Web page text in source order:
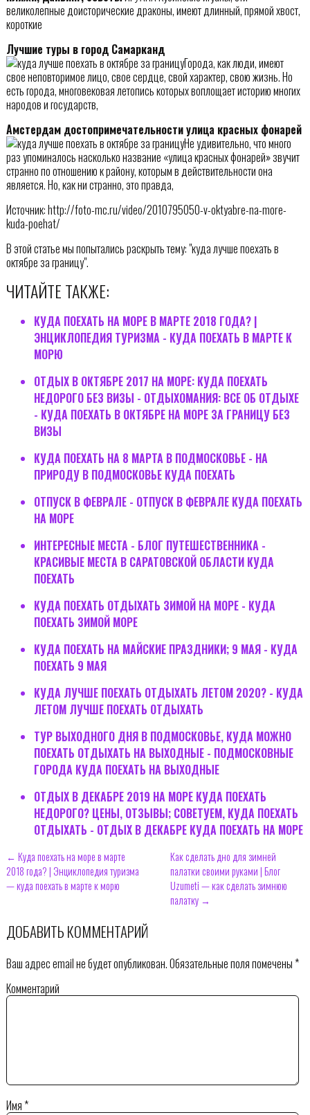
великолепные доисторические драконы, имеют длинный, прямой хвост,
короткие
Лучшие туры в город Самарканд
Города, как люди, имеют
свое неповторимое лицо, свое сердце, свой характер, свою жизнь. Но
есть города, многовековая летопись которых воплощает историю многих
народов и государств,
Амстердам достопримечательности улица красных фонарей
Не удивительно, что много
раз упоминалось насколько название «улица красных фонарей» звучит
странно по отношению к району, которым в действительности она
является. Но, как ни странно, это правда,
Источник: http://foto-mc.ru/video/2010795050-v-oktyabre-na-more-
kuda-poehat/
В этой статье мы попытались раскрыть тему: "куда лучше поехать в
октябре за границу".
ЧИТАЙТЕ ТАКЖЕ:
КУДА ПОЕХАТЬ НА МОРЕ В МАРТЕ 2018 ГОДА? |
ЭНЦИКЛОПЕДИЯ ТУРИЗМА - КУДА ПОЕХАТЬ В МАРТЕ К
МОРЮ
ОТДЫХ В ОКТЯБРЕ 2017 НА МОРЕ: КУДА ПОЕХАТЬ
НЕДОРОГО БЕЗ ВИЗЫ - ОТДЫХОМАНИЯ: ВСЕ ОБ ОТДЫХЕ
- КУДА ПОЕХАТЬ В ОКТЯБРЕ НА МОРЕ ЗА ГРАНИЦУ БЕЗ
ВИЗЫ
КУДА ПОЕХАТЬ НА 8 МАРТА В ПОДМОСКОВЬЕ - НА
ПРИРОДУ В ПОДМОСКОВЬЕ КУДА ПОЕХАТЬ
ОТПУСК В ФЕВРАЛЕ - ОТПУСК В ФЕВРАЛЕ КУДА ПОЕХАТЬ
НА МОРЕ
ИНТЕРЕСНЫЕ МЕСТА - БЛОГ ПУТЕШЕСТВЕННИКА -
КРАСИВЫЕ МЕСТА В САРАТОВСКОЙ ОБЛАСТИ КУДА
ПОЕХАТЬ
КУДА ПОЕХАТЬ ОТДЫХАТЬ ЗИМОЙ НА МОРЕ - КУДА
ПОЕХАТЬ ЗИМОЙ МОРЕ
КУДА ПОЕХАТЬ НА МАЙСКИЕ ПРАЗДНИКИ; 9 МАЯ - КУДА
ПОЕХАТЬ 9 МАЯ
КУДА ЛУЧШЕ ПОЕХАТЬ ОТДЫХАТЬ ЛЕТОМ 2020? - КУДА
ЛЕТОМ ЛУЧШЕ ПОЕХАТЬ ОТДЫХАТЬ
ТУР ВЫХОДНОГО ДНЯ В ПОДМОСКОВЬЕ, КУДА МОЖНО
ПОЕХАТЬ ОТДЫХАТЬ НА ВЫХОДНЫЕ - ПОДМОСКОВНЫЕ
ГОРОДА КУДА ПОЕХАТЬ НА ВЫХОДНЫЕ
ОТДЫХ В ДЕКАБРЕ 2019 НА МОРЕ КУДА ПОЕХАТЬ
НЕДОРОГО? ЦЕНЫ, ОТЗЫВЫ; СОВЕТУЕМ, КУДА ПОЕХАТЬ
ОТДЫХАТЬ - ОТДЫХ В ДЕКАБРЕ КУДА ПОЕХАТЬ НА МОРЕ
← Куда поехать на море в марте
2018 года? | Энциклопедия туризма
— куда поехать в марте к морю
Как сделать дно для зимней
палатки своими руками | Блог
Uzumeti — как сделать зимнюю
палатку →
ДОБАВИТЬ КОММЕНТАРИЙ
Ваш адрес email не будет опубликован.Обязательные поля помечены*
Комментарий
Имя*